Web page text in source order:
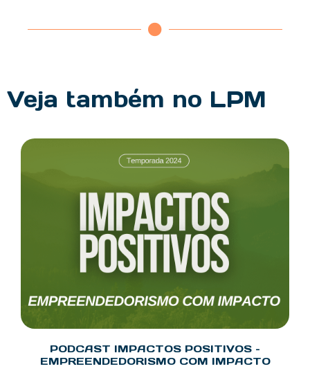
Veja também no LPM
PODCAST IMPACTOS POSITIVOS –
EMPREENDEDORISMO COM IMPACTO